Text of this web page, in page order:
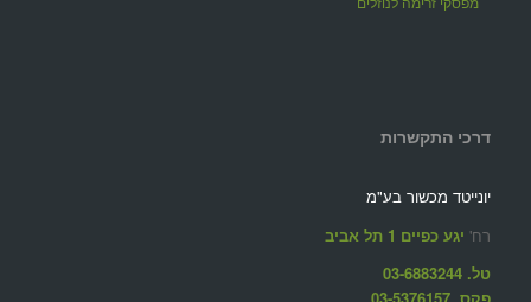
דרכי התקשרות
יונייטד מכשור בע"מ
רח' יגע כפיים 1 תל אביב
טל. 03-6883244
פקס. 03-5376157